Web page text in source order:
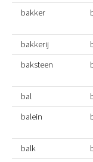
bakker
bakkerij
baksteen
bal
balein
balk